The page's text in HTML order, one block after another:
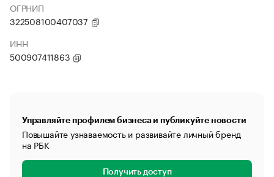
ОГРНИП
322508100407037
ИНН
500907411863
Управляйте профилем бизнеса и публикуйте новости
Повышайте узнаваемость и развивайте личный бренд
на РБК
Получить доступ